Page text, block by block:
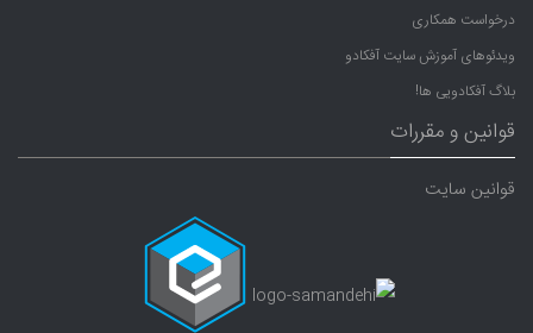
درخواست همکاری
ویدئوهای آموزش سایت آفکادو
بلاگ آفکادویی ها!
قوانین و مقررات
قوانین سایت